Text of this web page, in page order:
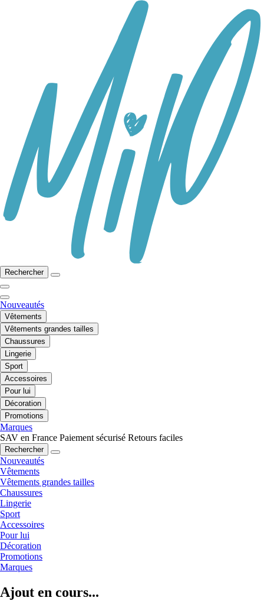
Rechercher
Nouveautés
Vêtements
Vêtements grandes tailles
Chaussures
Lingerie
Sport
Accessoires
Pour lui
Décoration
Promotions
Marques
SAV en France Paiement sécurisé Retours faciles
Rechercher
Nouveautés
Vêtements
Vêtements grandes tailles
Chaussures
Lingerie
Sport
Accessoires
Pour lui
Décoration
Promotions
Marques
Ajout en cours...